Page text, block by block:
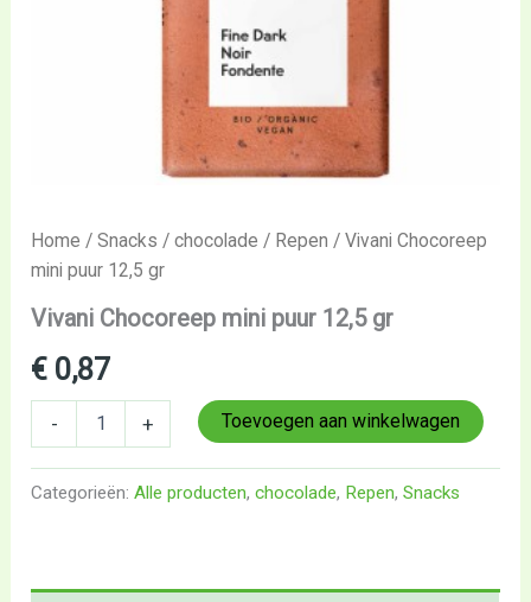
Home /Snacks /chocolade / Repen / Vivani Chocoreep
mini puur 12,5 gr
Vivani Chocoreep mini puur 12,5 gr
€ 0,87
- + Toevoegen aan winkelwagen
Categorieën:Alle producten,chocolade, Repen,Snacks